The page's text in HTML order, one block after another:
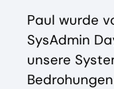
Paul wurde
SysAdmin
unsere